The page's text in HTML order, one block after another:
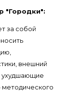
"Городки":
за собой
внешний
ухудшающие
методического